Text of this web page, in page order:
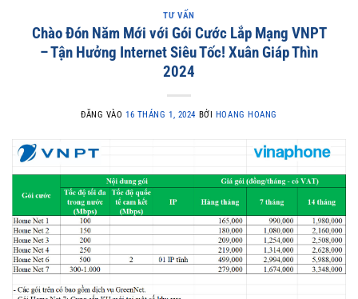
TƯ VẤN
Chào Đón Năm Mới với Gói Cước Lắp Mạng VNPT
– Tận Hưởng Internet Siêu Tốc! Xuân Giáp Thìn
2024
ĐĂNG VÀO16 THÁNG 1, 2024 BỞI HOANG HOANG